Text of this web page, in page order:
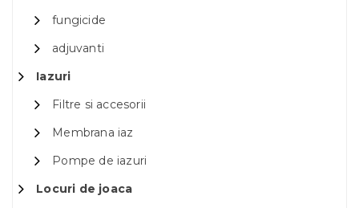
fungicide
adjuvanti
Iazuri
Filtre si accesorii
Membrana iaz
Pompe de iazuri
Locuri de joaca